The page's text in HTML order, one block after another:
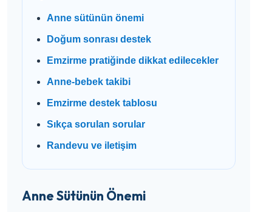
Anne sütünün önemi
Doğum sonrası destek
Emzirme pratiğinde dikkat edilecekler
Anne-bebek takibi
Emzirme destek tablosu
Sıkça sorulan sorular
Randevu ve iletişim
Anne Sütünün Önemi